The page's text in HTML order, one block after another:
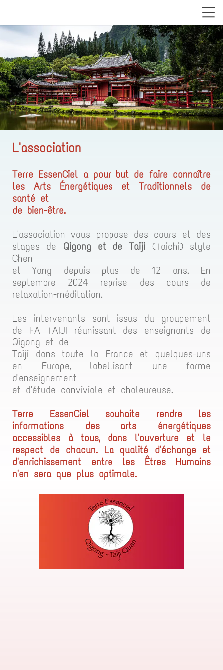
L'association
Terre EssenCiel a pour but de faire connaître
les Arts Énergétiques et Traditionnels de
santé et
de bien-être.
L'association vous propose des cours et des
stages de Qigong et de Taiji (Taichi) style
Chen
et Yang depuis plus de 12 ans. En
septembre 2024 reprise des cours de
relaxation-méditation.
Les intervenants sont issus du groupement
de FA TAIJI réunissant des enseignants de
Qigong et de
Taiji dans toute la France et quelques-uns
en Europe, labellisant une forme
d'enseignement
et d'étude conviviale et chaleureuse.
Terre EssenCiel souhaite rendre les
informations des arts énergétiques
accessibles à tous, dans l'ouverture et le
respect de chacun. La qualité d'échange et
d'enrichissement entre les Êtres Humains
n'en sera que plus optimale.